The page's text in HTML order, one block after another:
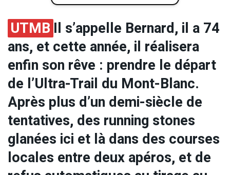
UTMB Il s’appelle Bernard, il a 74
ans, et cette année, il réalisera
enfin son rêve : prendre le départ
de l’Ultra-Trail du Mont-Blanc.
Après plus d’un demi-siècle de
tentatives, des running stones
glanées ici et là dans des courses
locales entre deux apéros, et de